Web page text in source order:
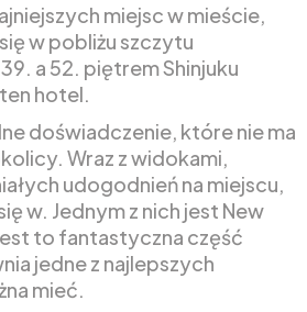
miejsc w mieście,
w pobliżu szczytu
a 52. piętrem Shinjuku
hotel.
doświadczenie, które nie ma
Wraz z widokami,
udogodnień na miejscu,
w. Jednym z nich jest New
to fantastyczna część
jedne z najlepszych
mieć.